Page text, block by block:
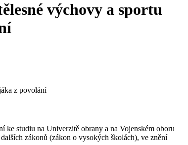
výchovy a sportu
z povolání
ke studiu na Univerzitě obrany a na Vojenském oboru
zákonů (zákon o vysokých školách), ve znění